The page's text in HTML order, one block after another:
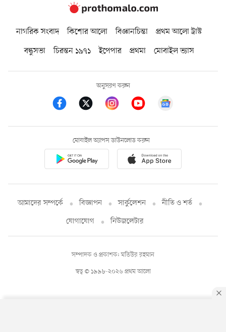
নাগরিক সংবাদ কিশোর আলো বিজ্ঞানচিন্তা
প্রথম আলো ট্রাস্ট
বন্ধুসভা
চিরন্তন ১৯৭১ ইপেপার প্রথমা মোবাইল ভ্যাস
অনুসরণ করুন
মোবাইল অ্যাপস ডাউনলোড করুন
আমাদের সম্পর্কে বিজ্ঞাপন সার্কুলেশন
নীতি ও শর্ত
যোগাযোগ
নিউজলেটার
স্বত্ব © ১৯৯৮-২০২৬ প্রথম আলো
সম্পাদক ও প্রকাশক: মতিউর রহমান